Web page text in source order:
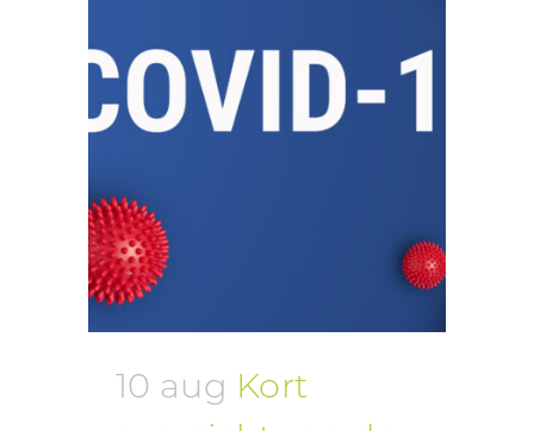
10 aug Kort